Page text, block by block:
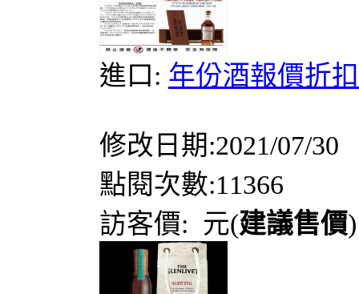
進口: 年份酒報價折
修改日期:2021/07/30
點閱次數:11366
訪客價: 元(建議售價)